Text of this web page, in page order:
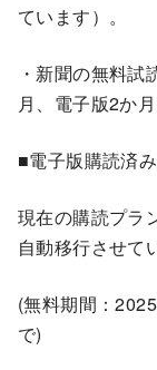
ています）。
・新聞の無料
月、電子版2か
■電子版購読済
現在の購読プラ
自動移行させて
(無料期間：
で)